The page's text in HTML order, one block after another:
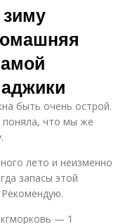
Аджики с кинзой
Аджика с грецким
быть очень острой.
поняла, что мы же
лето и неизменно
запасы этой
— 1